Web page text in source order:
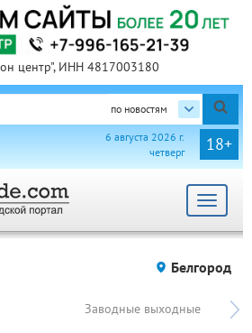
центр", ИНН 4817003180
по новостям
18+
6 августа 2026 г.
четверг
Toggle
Белгород
Заводные выходные